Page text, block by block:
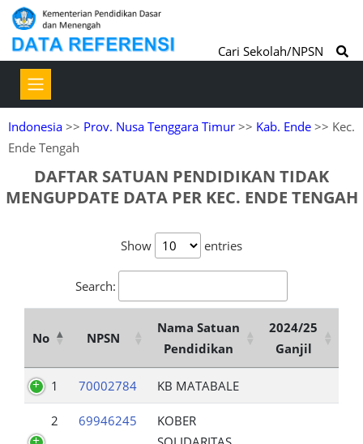
Cari Sekolah/NPSN
Indonesia >> Prov. Nusa Tenggara Timur >> Kab. Ende >> Kec.
Ende Tengah
DAFTAR SATUAN PENDIDIKAN TIDAK
MENGUPDATE DATA PER KEC. ENDE TENGAH
Show entries
Search:
No NPSN
Nama Satuan
Pendidikan
2024/25
Ganjil
1 70002784 KB MATABALE
2 69946245
KOBER